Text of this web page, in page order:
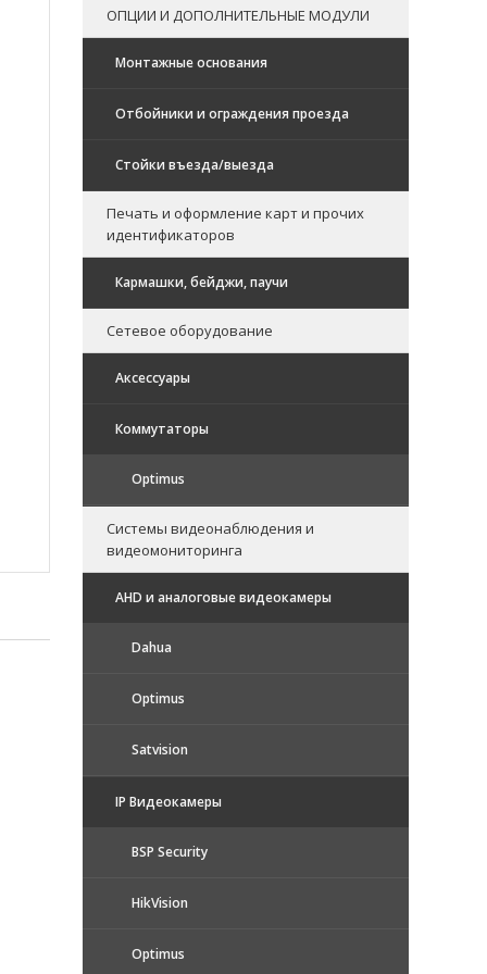
ОПЦИИ И ДОПОЛНИТЕЛЬНЫЕ МОДУЛИ
Монтажные основания
Отбойники и ограждения проезда
Стойки въезда/выезда
Печать и оформление карт и прочих
идентификаторов
Кармашки, бейджи, паучи
Сетевое оборудование
Аксессуары
Коммутаторы
Optimus
Системы видеонаблюдения и
видеомониторинга
AHD и аналоговые видеокамеры
Dahua
Optimus
Satvision
IP Видеокамеры
BSP Security
HikVision
Optimus